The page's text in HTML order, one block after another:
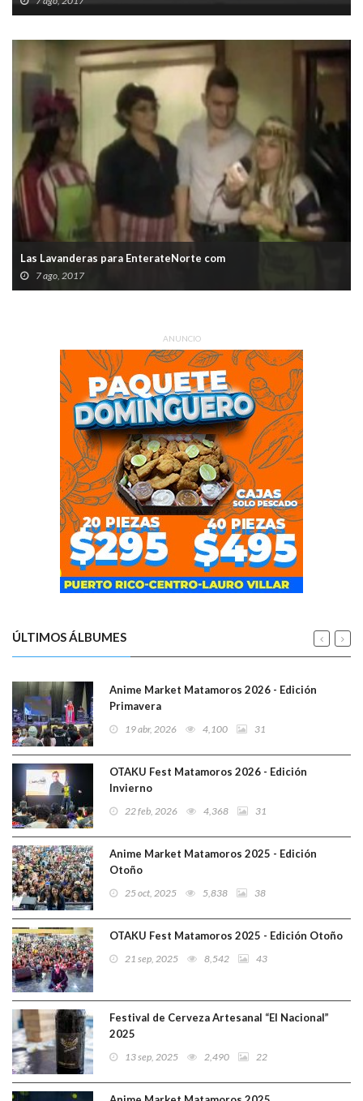
Las Lavanderas para EnterateNorte com
7 ago, 2017
ANUNCIO
ÚLTIMOS ÁLBUMES
Anime Market Matamoros 2026 - Edición
Primavera
19 abr, 2026 4,100 31
OTAKU Fest Matamoros 2026 - Edición
Invierno
22 feb, 2026 4,368 31
Anime Market Matamoros 2025 - Edición
Otoño
25 oct, 2025 5,838 38
OTAKU Fest Matamoros 2025 - Edición Otoño
21 sep, 2025 8,542 43
Festival de Cerveza Artesanal “El Nacional”
2025
13 sep, 2025 2,490 22